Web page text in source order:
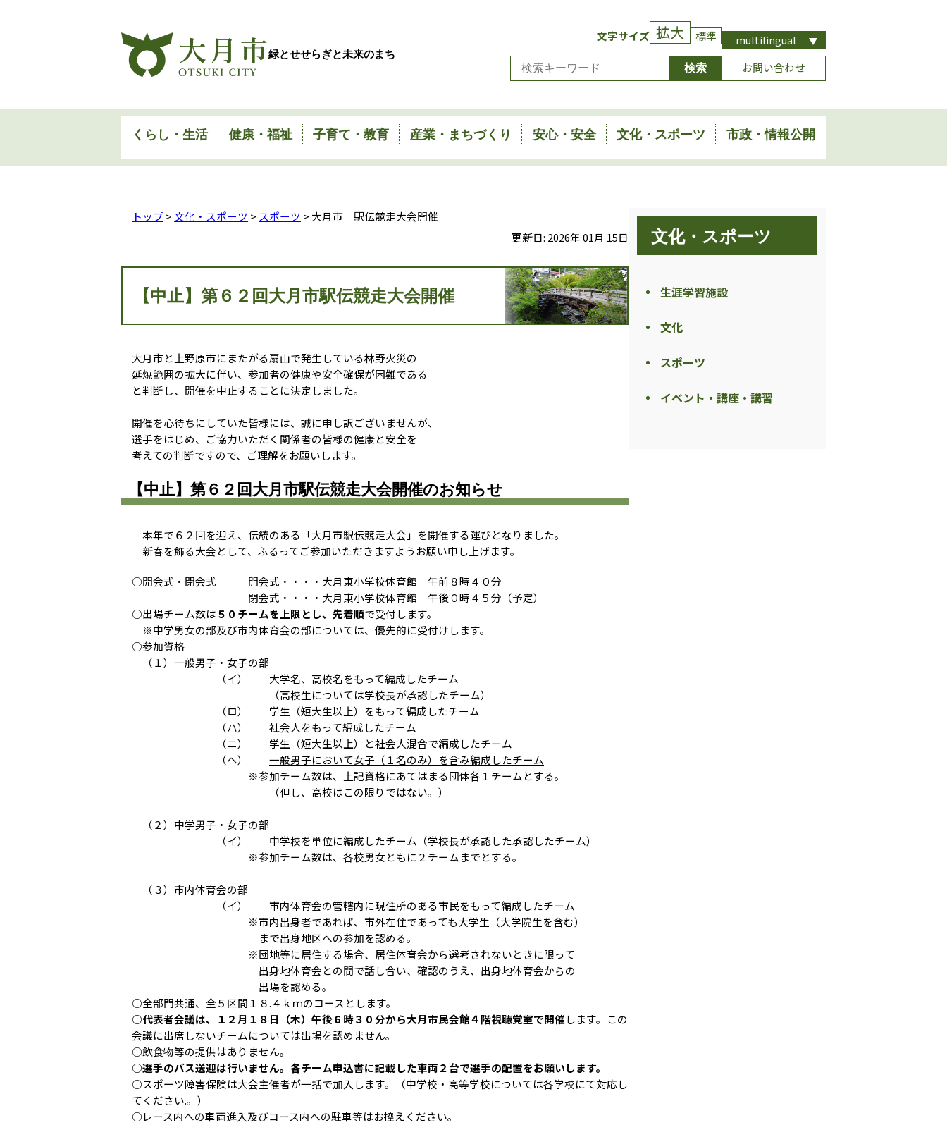
緑とせせらぎと未来のまち
文字サイズ 拡大 標準
multilingual
お問い合わせ
くらし・生活 健康・福祉 子育て・教育 産業・まちづくり 安心・安全 文化・スポーツ 市政・情報公開
トップ>文化・スポーツ > スポーツ > 大月市 駅伝競走大会開催
更新日: 2026年01月 15日
【中止】第６２回大月市駅伝競走大会開催
大月市と上野原市にまたがる扇山で発生している林野火災の
延焼範囲の拡大に伴い、参加者の健康や安全確保が困難である
と判断し、開催を中止することに決定しました。
開催を心待ちにしていた皆様には、誠に申し訳ございませんが、
選手をはじめ、ご協力いただく関係者の皆様の健康と安全を
考えての判断ですので、ご理解をお願いします。
【中止】第６２回大月市駅伝競走大会開催のお知らせ
本年で６２回を迎え、伝統のある「大月市駅伝競走大会」を開催する運びとなりました。
新春を飾る大会として、ふるってご参加いただきますようお願い申し上げます。
○開会式・閉会式 開会式・・・・大月東小学校体育館 午前８時４０分
閉会式・・・・大月東小学校体育館 午後０時４５分（予定）
○出場チーム数は５０チームを上限とし、先着順で受付します。
※中学男女の部及び市内体育会の部については、優先的に受付けします。
○参加資格
（１）一般男子・女子の部
（イ） 大学名、高校名をもって編成したチーム
（高校生については学校長が承認したチーム）
（ロ） 学生（短大生以上）をもって編成したチーム
（ハ） 社会人をもって編成したチーム
（ニ） 学生（短大生以上）と社会人混合で編成したチーム
（ヘ） 一般男子において女子（１名のみ）を含み編成したチーム
※参加チーム数は、上記資格にあてはまる団体各１チームとする。
（但し、高校はこの限りではない。）
（２）中学男子・女子の部
（イ） 中学校を単位に編成したチーム（学校長が承認した承認したチーム）
※参加チーム数は、各校男女ともに２チームまでとする。
（３）市内体育会の部
（イ） 市内体育会の管轄内に現住所のある市民をもって編成したチーム
※市内出身者であれば、市外在住であっても大学生（大学院生を含む）
まで出身地区への参加を認める。
※団地等に居住する場合、居住体育会から選考されないときに限って
出身地体育会との間で話し合い、確認のうえ、出身地体育会からの
出場を認める。
○全部門共通、全５区間１８.４ｋｍのコースとします。
○代表者会議は、１２月１８日（木）午後６時３０分から大月市民会館４階視聴覚室で開催します。この
会議に出席しないチームについては出場を認めません。
○飲食物等の提供はありません。
○選手のバス送迎は行いません。各チーム申込書に記載した車両２台で選手の配置をお願いします。
○スポーツ障害保険は大会主催者が一括で加入します。（中学校・高等学校については各学校にて対応し
てください.。）
○レース内への車両進入及びコース内への駐車等はお控えください。
文化・スポーツ
生涯学習施設
文化
スポーツ
イベント・講座・講習